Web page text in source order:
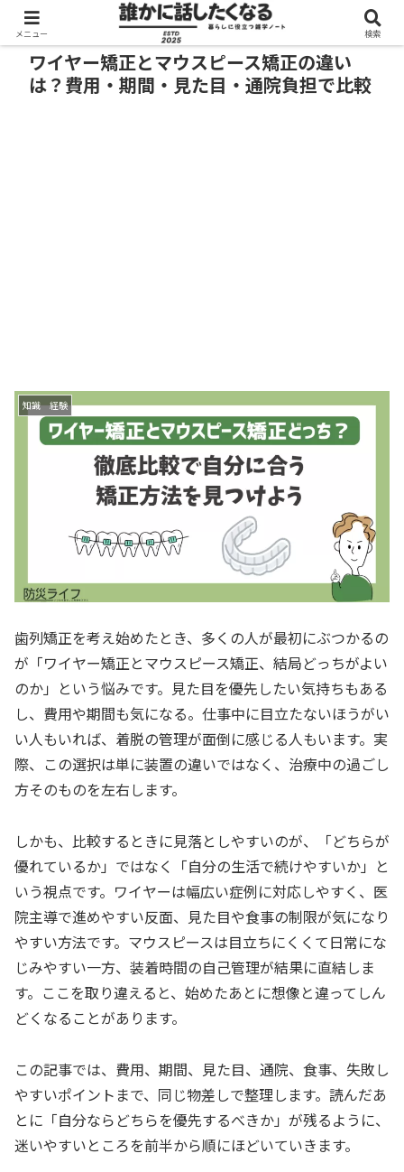
ワイヤー矯正とマウスピース矯正の違い
は？費用・期間・見た目・通院負担で比較
知識 経験
歯列矯正を考え始めたとき、多くの人が最初にぶつかるの
が「ワイヤー矯正とマウスピース矯正、結局どっちがよい
のか」という悩みです。見た目を優先したい気持ちもある
し、費用や期間も気になる。仕事中に目立たないほうがい
い人もいれば、着脱の管理が面倒に感じる人もいます。実
際、この選択は単に装置の違いではなく、治療中の過ごし
方そのものを左右します。
しかも、比較するときに見落としやすいのが、「どちらが
優れているか」ではなく「自分の生活で続けやすいか」と
いう視点です。ワイヤーは幅広い症例に対応しやすく、医
院主導で進めやすい反面、見た目や食事の制限が気になり
やすい方法です。マウスピースは目立ちにくくて日常にな
じみやすい一方、装着時間の自己管理が結果に直結しま
す。ここを取り違えると、始めたあとに想像と違ってしん
どくなることがあります。
この記事では、費用、期間、見た目、通院、食事、失敗し
やすいポイントまで、同じ物差しで整理します。読んだあ
とに「自分ならどちらを優先するべきか」が残るように、
迷いやすいところを前半から順にほどいていきます。
メニュー 検索